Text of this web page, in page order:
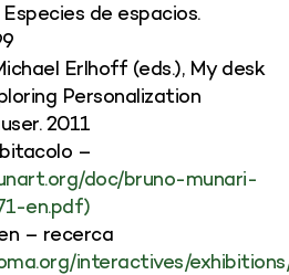
de espacios.
Erlhoff (eds.), My desk
Personalization
2011
–
doc/bruno-munari-
en.pdf)
– recerca
interactives/